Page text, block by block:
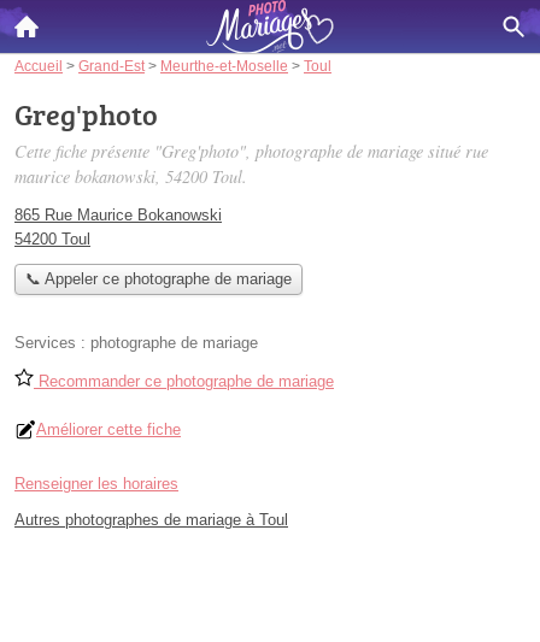
Accueil > Grand-Est > Meurthe-et-Moselle > Toul
Greg'photo
Cette fiche présente "Greg'photo", photographe de mariage situé rue
maurice bokanowski, 54200 Toul.
865 Rue Maurice Bokanowski
54200 Toul
📞 Appeler ce photographe de mariage
Services : photographe de mariage
Recommander ce photographe de mariage
Améliorer cette fiche
Renseigner les horaires
Autres photographes de mariage à Toul